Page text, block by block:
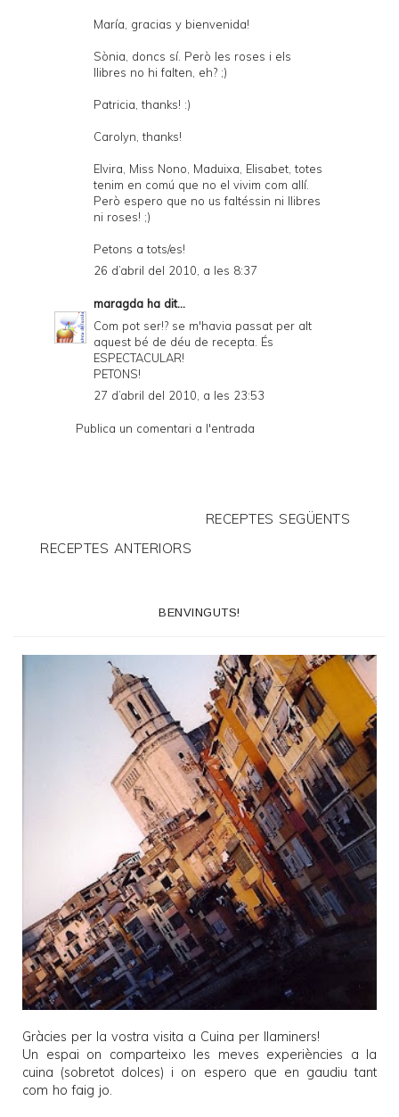
María, gracias y bienvenida!
Sònia, doncs sí. Però les roses i els
llibres no hi falten, eh? ;)
Patricia, thanks! :)
Carolyn, thanks!
Elvira, Miss Nono, Maduixa, Elisabet, totes
tenim en comú que no el vivim com allí.
Però espero que no us faltéssin ni llibres
ni roses! ;)
Petons a tots/es!
26 d’abril del 2010, a les 8:37
maragda ha dit...
Com pot ser!? se m'havia passat per alt
aquest bé de déu de recepta. És
ESPECTACULAR!
PETONS!
27 d’abril del 2010, a les 23:53
Publica un comentari a l'entrada
RECEPTES SEGÜENTS
RECEPTES ANTERIORS
BENVINGUTS!
Gràcies per la vostra visita a Cuina per llaminers!
Un espai on comparteixo les meves experiències a la
cuina (sobretot dolces) i on espero que en gaudiu tant
com ho faig jo.